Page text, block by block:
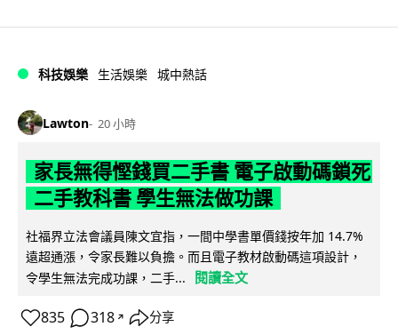
科技娛樂 生活娛樂 城中熱話
Lawton 20 小時
家長無得慳錢買二手書 電子啟動碼鎖死
二手教科書 學生無法做功課
社福界立法會議員陳文宜指，一間中學書單價錢按年加 14.7%
遠超通漲，令家長難以負擔。而且電子教材啟動碼這項設計，
令學生無法完成功課，二手...
閱讀全文
835 318 ↗ 分享